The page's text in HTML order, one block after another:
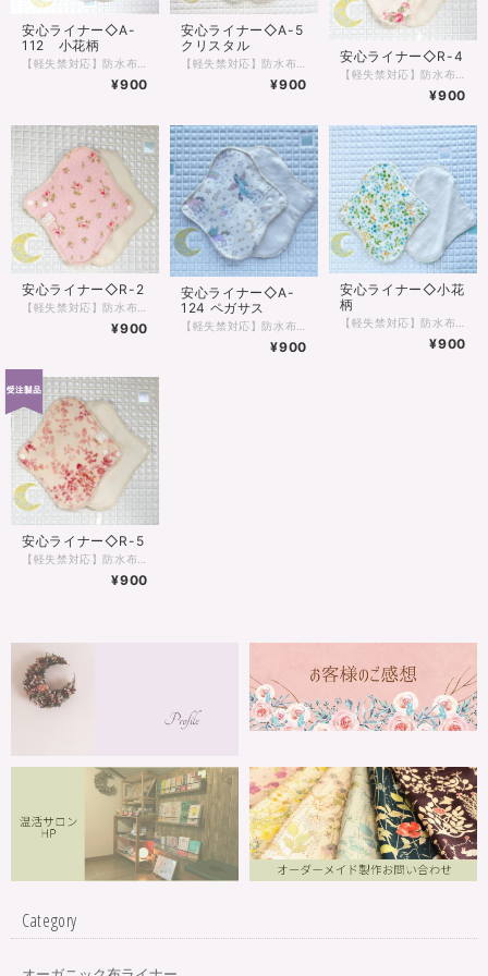
安心ライナー◇A-
112 小花柄
¥900
安心ライナー◇A-5
クリスタル
¥900
安心ライナー◇R-4
¥900
安心ライナー◇R-2
¥900
安心ライナー◇A-
124 ペガサス
¥900
安心ライナー◇小花
柄
¥900
安心ライナー◇R-5
¥900
Category